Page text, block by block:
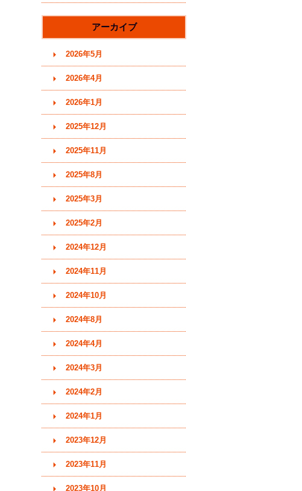
をどうぞ (うどんメニューありま
す)
アーカイブ
2026年5月
2026年4月
2026年1月
2025年12月
2025年11月
2025年8月
2025年3月
2025年2月
2024年12月
2024年11月
2024年10月
2024年8月
2024年4月
2024年3月
2024年2月
2024年1月
2023年12月
2023年11月
2023年10月